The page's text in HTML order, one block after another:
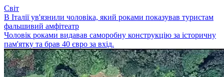
Світ
В Італії ув'язнили чоловіка, який роками показував туристам
фальшивий амфітеатр
Чоловік роками видавав саморобну конструкцію за історичну
пам'ятку та брав 40 євро за вхід.